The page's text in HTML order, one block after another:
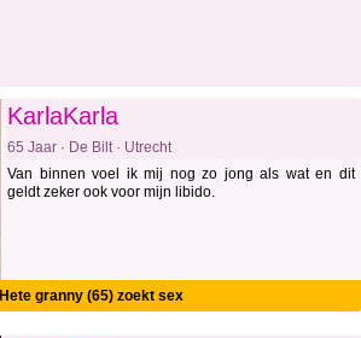
KarlaKarla
65 Jaar · De Bilt · Utrecht
Van binnen voel ik mij nog zo jong als wat en dit
geldt zeker ook voor mijn libido.
Hete granny (65) zoekt sex